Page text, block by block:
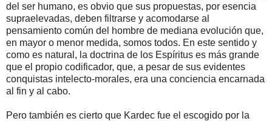
del ser humano, es obvio que sus propuestas, por esencia
supraelevadas, deben filtrarse y acomodarse al
pensamiento común del hombre de mediana evolución que,
en mayor o menor medida, somos todos. En este sentido y
como es natural, la doctrina de los Espíritus es más grande
que el propio codificador, que, a pesar de sus evidentes
conquistas intelecto-morales, era una conciencia encarnada
al fin y al cabo.
Pero también es cierto que Kardec fue el escogido por la